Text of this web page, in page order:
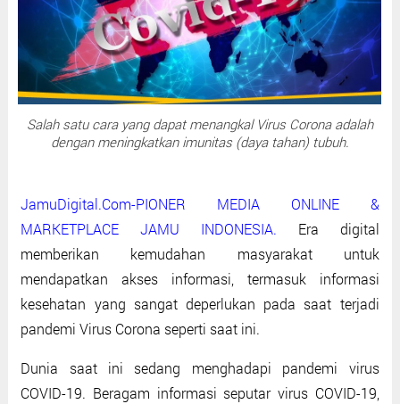
Salah satu cara yang dapat menangkal Virus Corona adalah
dengan meningkatkan imunitas (daya tahan) tubuh.
JamuDigital.Com-PIONER MEDIA ONLINE &
MARKETPLACE JAMU INDONESIA. Era digital
memberikan kemudahan masyarakat untuk
mendapatkan akses informasi, termasuk informasi
kesehatan yang sangat deperlukan pada saat terjadi
pandemi Virus Corona seperti saat ini.
Dunia saat ini sedang menghadapi pandemi virus
COVID-19. Beragam informasi seputar virus COVID-19,